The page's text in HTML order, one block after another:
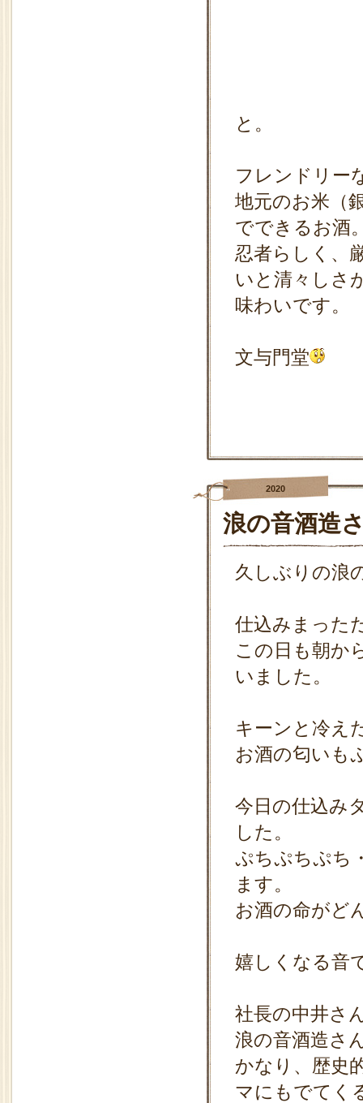
と。
フレンドリー
地元のお米（
でできるお酒
忍者らしく、
いと清々しさ
味わいです。
文与門堂
2020
浪の音酒造
久しぶりの浪
仕込みまった
この日も朝か
いました。
キーンと冷え
お酒の匂いも
今日の仕込み
した。
ぷちぷちぷち
ます。
お酒の命がど
嬉しくなる音
社長の中井さ
浪の音酒造さ
かなり、歴史
マにもでてく